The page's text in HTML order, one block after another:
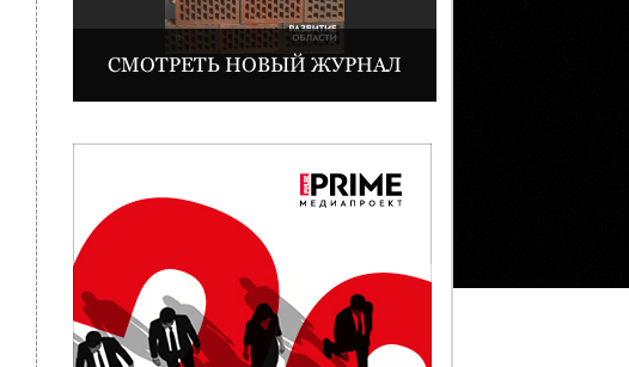
СМОТРЕТЬ НОВЫЙ ЖУРНАЛ